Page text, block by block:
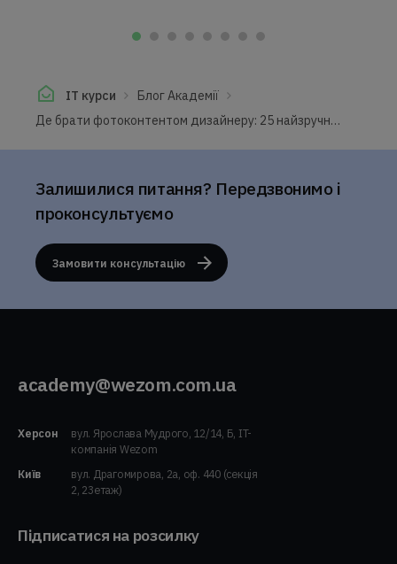
IT курси
Блог Академії
Де брати фотоконтентом дизайнеру: 25 найзручніших фотостоков
Залишилися питання? Передзвонимо і
проконсультуємо
Замовити консультацію
academy@wezom.com.ua
Херсон
вул. Ярослава Мудрого, 12/14, Б, IT-
компанія Wezom
Київ
вул. Драгомирова, 2а, оф. 440 (секція
2, 23етаж)
Підписатися на розсилку